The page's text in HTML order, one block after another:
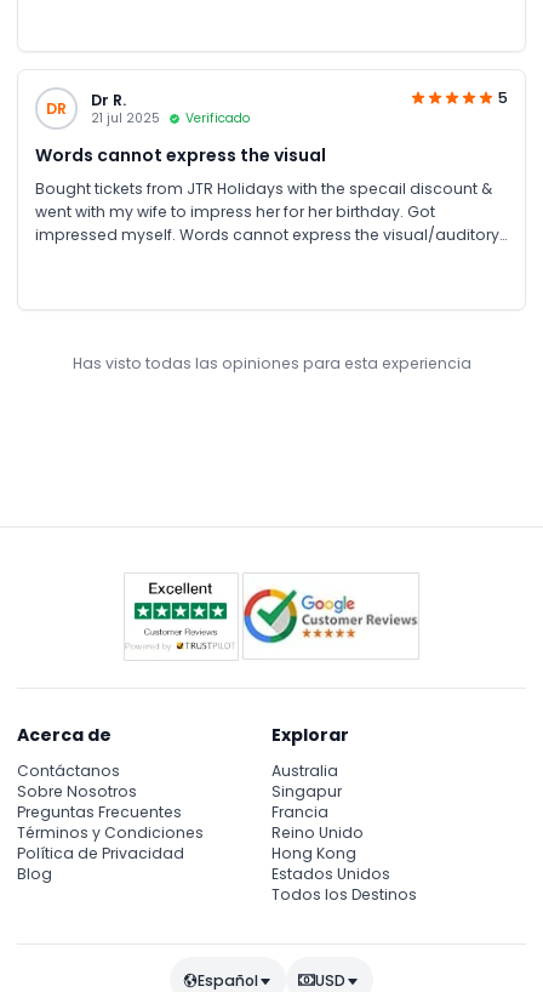
DR Dr R.
21 jul 2025 Verificado
5
Words cannot express the visual
Bought tickets from JTR Holidays with the specail discount &
went with my wife to impress her for her birthday. Got
impressed myself. Words cannot express the visual/auditory
Has visto todas las opiniones para esta experiencia
Acerca de
Contáctanos
Sobre Nosotros
Preguntas Frecuentes
Términos y Condiciones
Política de Privacidad
Blog
Explorar
Australia
Singapur
Francia
Reino Unido
Hong Kong
Estados Unidos
Todos los Destinos
Español USD